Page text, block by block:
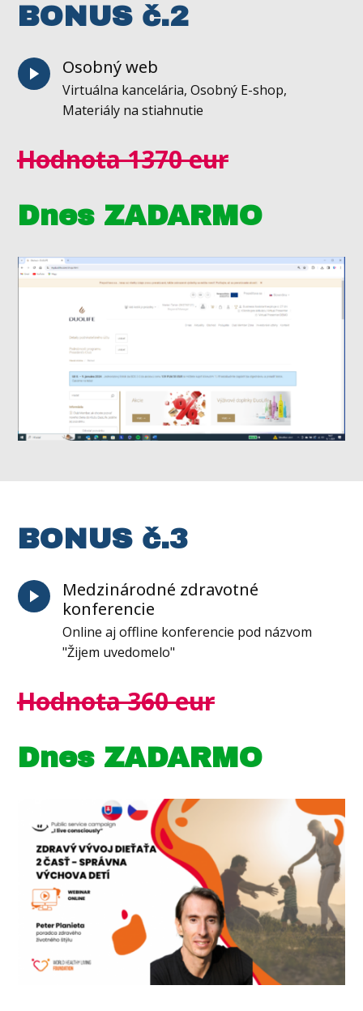
BONUS č.2
Osobný web
Virtuálna kancelária, Osobný E-shop,
Materiály na stiahnutie
Hodnota 1370 eur
Dnes ZADARMO
BONUS č.3
Medzinárodné zdravotné
konferencie
Online aj offline konferencie pod názvom
"Žijem uvedomelo"
Hodnota 360 eur
Dnes ZADARMO